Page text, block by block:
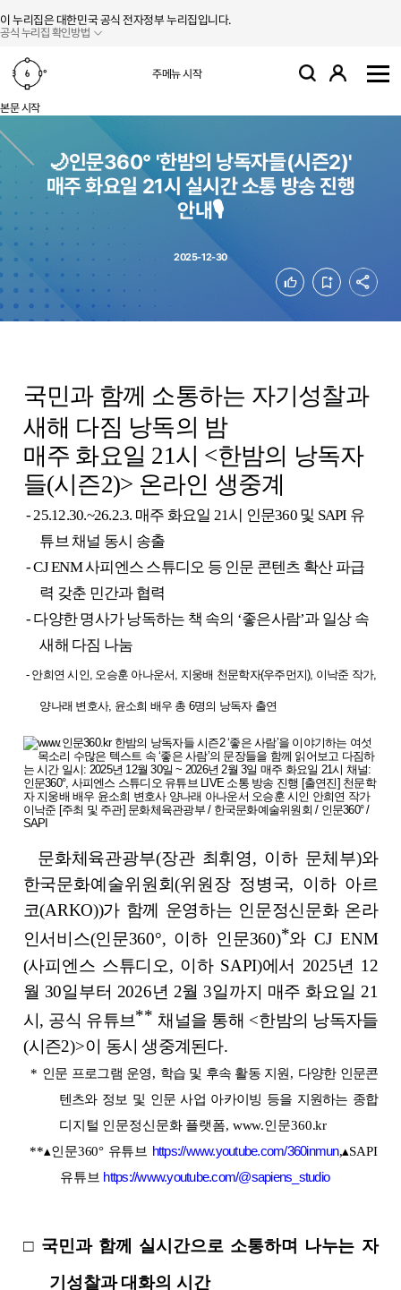
이 누리집은 대한민국 공식 전자정부 누리집입니다.
공식 누리집 확인방법
주메뉴 시작 검색 로그인
본문 시작
🌙인문360° '한밤의 낭독자들(시즌2)'
매주 화요일 21시 실시간 소통 방송 진행
안내🎙️
2025-12-30
좋아요 북마크
국민과 함께 소통하는 자기성찰과
새해 다짐 낭독의 밤
매주 화요일 21시 <한밤의 낭독자
들(시즌2)> 온라인 생중계
-25.12.30.~26.2.3. 매주 화요일 21시 인문360 및 SAPI 유
튜브 채널 동시 송출
-CJ ENM사피엔스 스튜디오 등 인문 콘텐츠 확산 파급
력 갖춘 민간과 협력
- 다양한 명사가 낭독하는 책 속의 ‘좋은사람’과 일상 속
새해 다짐 나눔
- 안희연 시인, 오승훈 아나운서, 지웅배 천문학자(우주먼지), 이낙준 작가,
양나래 변호사, 윤소희 배우 총 6명의 낭독자 출연
문화체육관광부(장관 최휘영, 이하 문체부)와
한국문화예술위원회(위원장 정병국, 이하 아르
코(ARKO))가 함께 운영하는 인문정신문화 온라
인서비스(인문360°, 이하 인문360)*와CJ ENM
(사피엔스 스튜디오, 이하 SAPI)에서 2025년 12
월 30일부터 2026년 2월 3일까지 매주 화요일 21
시 , 공식 유튜브** 채널을 통해 <한밤의 낭독자들
(시즌2)>이 동시 생중계된다.
* 인문 프로그램 운영, 학습 및 후속 활동 지원 , 다양한 인문콘
텐츠와 정보 및 인문 사업 아카이빙 등을 지원하는 종합
디지털 인문정신문화 플랫폼, www.인문360.kr
**▴인문360° 유튜브 https://www.youtube.com/360inmun,▴SAPI
유튜브 https://www.youtube.com/@sapiens_studio
□ 국민과 함께 실시간으로 소통하며 나누는 자
기성찰과 대화의 시간